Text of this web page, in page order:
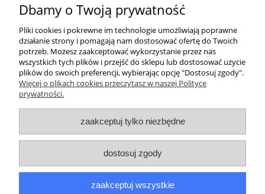
Pomoc
Moje konto
Płatności i dostawa
Informacje
Dbamy o Twoją prywatność
Pliki cookies i pokrewne im technologie umożliwiają poprawne
działanie strony i pomagają nam dostosować ofertę do Twoich
potrzeb. Możesz zaakceptować wykorzystanie przez nas
wszystkich tych plików i przejść do sklepu lub dostosować użycie
plików do swoich preferencji, wybierając opcję "Dostosuj zgody".
Więcej o plikach cookies przeczytasz w naszej Polityce
prywatności.
zaakceptuj tylko niezbędne
dostosuj zgody
zaakceptuj wszystkie